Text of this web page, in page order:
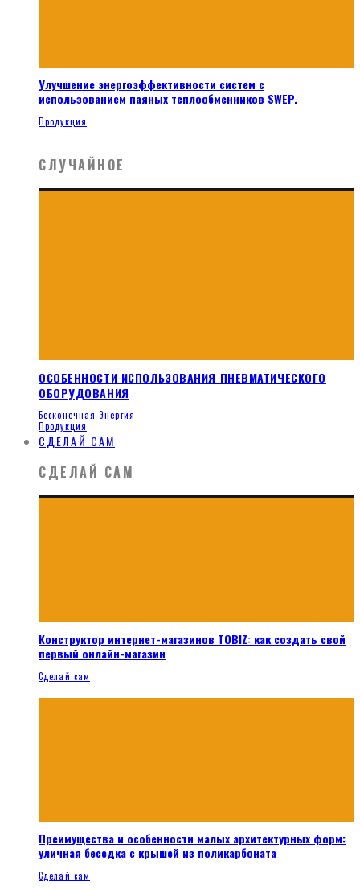
Улучшение энергоэффективности систем с
использованием паяных теплообменников SWEP.
Продукция
СЛУЧАЙНОЕ
ОСОБЕННОСТИ ИСПОЛЬЗОВАНИЯ ПНЕВМАТИЧЕСКОГО
ОБОРУДОВАНИЯ
Бесконечная Энергия
Продукция
СДЕЛАЙ САМ
СДЕЛАЙ САМ
Конструктор интернет-магазинов TOBIZ: как создать свой
первый онлайн-магазин
Сделай сам
Преимущества и особенности малых архитектурных форм:
уличная беседка с крышей из поликарбоната
Сделай сам